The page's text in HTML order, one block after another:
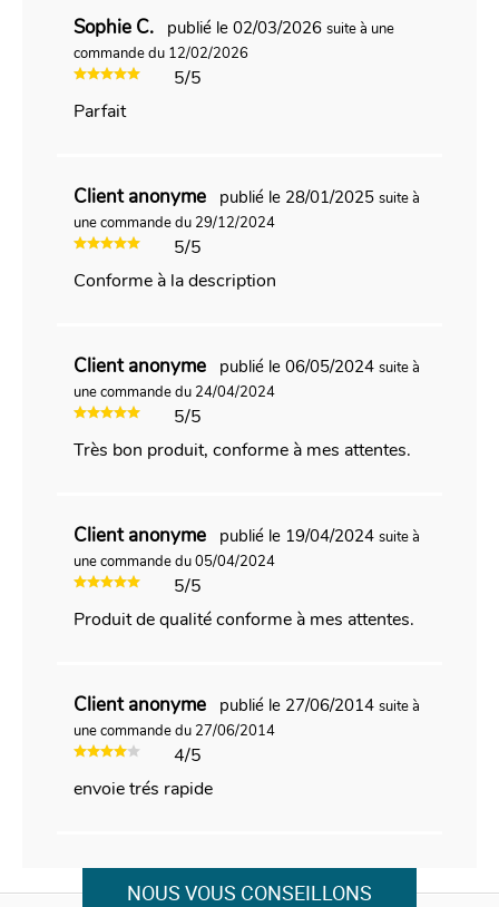
Sophie C. publié le 02/03/2026 suite à une
commande du 12/02/2026
5/5
Parfait
Client anonyme publié le 28/01/2025 suite à
une commande du 29/12/2024
5/5
Conforme à la description
Client anonyme publié le 06/05/2024 suite à
une commande du 24/04/2024
5/5
Très bon produit, conforme à mes attentes.
Client anonyme publié le 19/04/2024 suite à
une commande du 05/04/2024
5/5
Produit de qualité conforme à mes attentes.
Client anonyme publié le 27/06/2014 suite à
une commande du 27/06/2014
4/5
envoie trés rapide
NOUS VOUS CONSEILLONS